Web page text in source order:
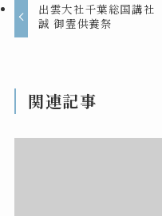
出雲大社千葉総国講社
誠 御霊供養祭
関連記事